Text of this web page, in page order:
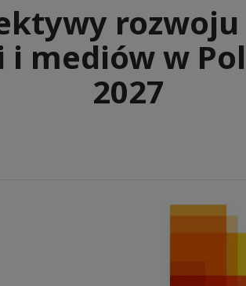
mediów w
2027